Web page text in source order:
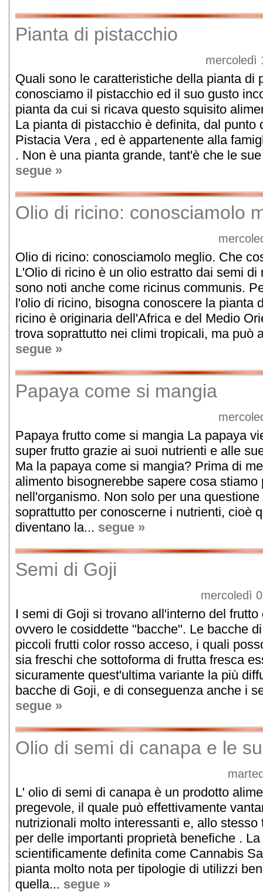
Pianta di pistacchio
mercoledì
Quali sono le caratteristiche della pianta di
conosciamo il pistacchio ed il suo gusto
pianta da cui si ricava questo squisito
La pianta di pistacchio è definita, dal punto
Pistacia Vera , ed è appartenente alla
. Non è una pianta grande, tant'è che le
segue »
Olio di ricino: conosciamolo
Olio di ricino: conosciamolo meglio. Che
L'Olio di ricino è un olio estratto dai semi di
sono noti anche come ricinus communis.
l'olio di ricino, bisogna conoscere la pianta
ricino è originaria dell'Africa e del Medio
trova soprattutto nei climi tropicali, ma può
segue »
Papaya come si mangia
Papaya frutto come si mangia La papaya
super frutto grazie ai suoi nutrienti e alle
Ma la papaya come si mangia? Prima di
alimento bisognerebbe sapere cosa stiamo
nell'organismo. Non solo per una
soprattutto per conoscerne i nutrienti, cioè
diventano la... segue »
Semi di Goji
mercoledì
I semi di Goji si trovano all'interno del
ovvero le cosiddette "bacche". Le bacche
piccoli frutti color rosso acceso, i quali
sia freschi che sottoforma di frutta fresca
sicuramente quest'ultima variante la più
bacche di Goji, e di conseguenza anche i
segue »
Olio di semi di canapa e le
L' olio di semi di canapa è un prodotto
pregevole, il quale può effettivamente
nutrizionali molto interessanti e, allo
per delle importanti proprietà benefiche .
scientificamente definita come Cannabis
pianta molto nota per tipologie di utilizzi
quella... segue »